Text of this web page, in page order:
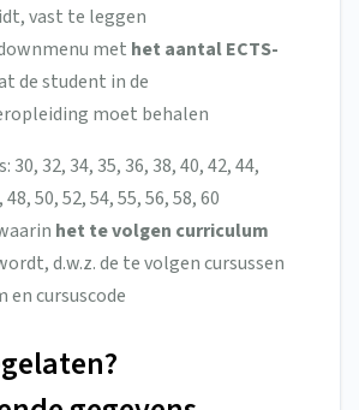
vast te leggen
met het aantal ECTS-
de student in de
moet behalen
30, 32, 34, 35, 36, 38, 40, 42, 44,
48, 50, 52, 54, 55, 56, 58, 60
het te volgen curriculum
d.w.z. de te volgen cursussen
en cursuscode